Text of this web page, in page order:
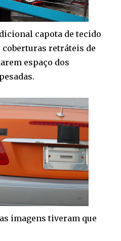
capota de tecido
retráteis de
espaço dos
imagens tiveram que